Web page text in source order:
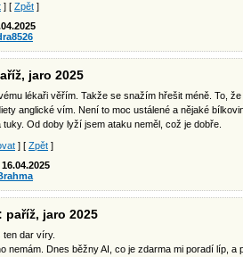
] [ Zpět ]
jaro 2025
lékaři věřím. Takže se snažím hřešit méně. To,
anglické vím. Není to moc ustálené a nějaké
Od doby lyží jsem ataku neměl, což je dobře.
] [ Zpět ]
16.04.2025
paříž, jaro 2025
ten dar víry.
nemám. Dnes běžny AI, co je zdarma mi poradí líp, a